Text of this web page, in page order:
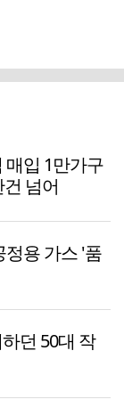
매입 1만가구
넘어
정용 가스 '품
던 50대 작